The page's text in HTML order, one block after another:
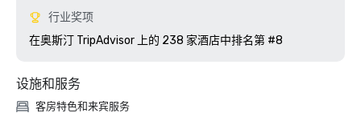
行业奖项
在奥斯汀 TripAdvisor 上的 238 家酒店中排名第 #8
设施和服务
客房特色和来宾服务